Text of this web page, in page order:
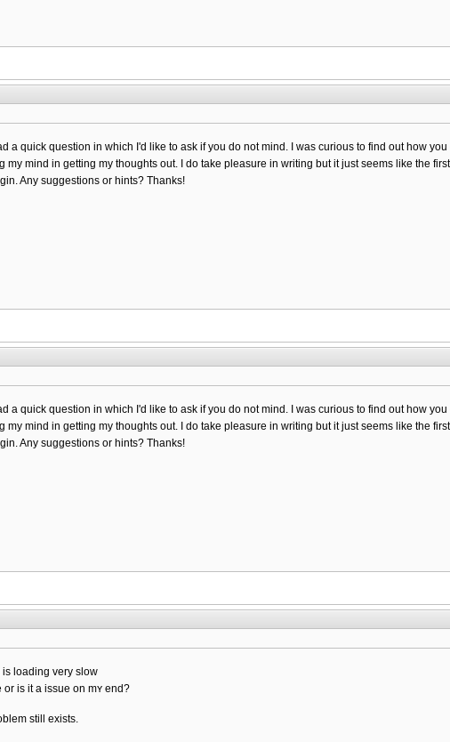
a quick question in which I'd like to ask if you do not mind. I was curious to find out how
my mind in getting my thoughts out. I do take pleasure in writing but it just seems like the
Any suggestions or hints? Thanks!
a quick question in which I'd like to ask if you do not mind. I was curious to find out how
my mind in getting my thoughts out. I do take pleasure in writing but it just seems like the
Any suggestions or hints? Thanks!
is loading very slow
is іt a issue on mʏ end?
still exists.